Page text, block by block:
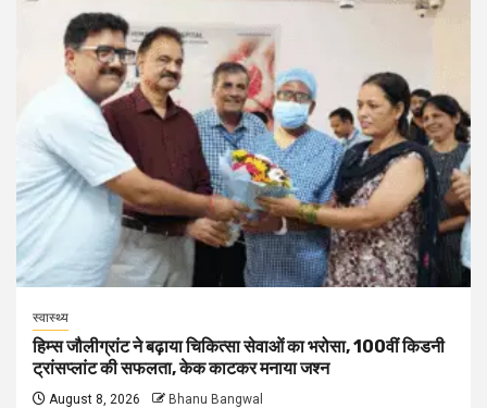
स्वास्थ्य
हिम्स जौलीग्रांट ने बढ़ाया चिकित्सा सेवाओं का भरोसा, 100वीं किडनी
ट्रांसप्लांट की सफलता, केक काटकर मनाया जश्न
August 8, 2026 Bhanu Bangwal